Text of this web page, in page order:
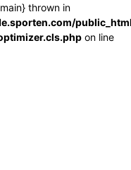
thrown in
on line